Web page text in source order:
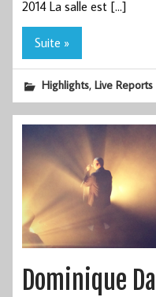
2014 La salle est […]
Suite »
Highlights,Live Reports
Dominique